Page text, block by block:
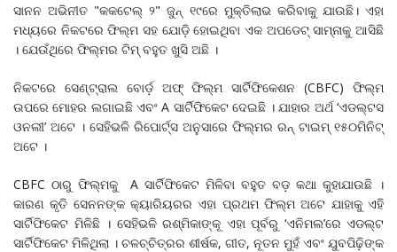
ସାନନ ଅଭିନୀତ "କକଟେଲ୍ ୨" ଜୁନ୍ ୧୯ରେ ମୁକ୍ତିଲାଭ କରିବାକୁ ଯାଉଛି। ଏହା
ମଧ୍ୟରେ ନିକଟରେ ଫିଲ୍ମ ସହ ଯୋଡ଼ି ହୋଇଥିବା ଏକ ଅପଡେଟ୍ ସାମ୍ନାକୁ ଆସିଛି
। ଯେଉଁଥିରେ ଫିଲ୍ମର ଟିମ୍ ବହୁତ ଖୁସି ଅଛି ।
ନିକଟ‌ରେ ସେଣ୍ଟ୍ରାଲ ବୋର୍ଡ଼ ଅଫ୍ ଫିଲ୍ମ ସାର୍ଟିଫିକେଶନ (CBFC) ଫିଲ୍ମ
ଉପରେ ମୋହର ଲଗାଇଛି ଏବଂ A ସାର୍ଟିଫିକେଟ ଦେଇଛି । ଯାହାର ଅର୍ଥ ‘ଏଡଲ୍ଟସ
ଓନଲୀ’ ଅଟେ । ସେହିଭଳି ରିପୋର୍ଟ୍ସ ଅନୁସାରେ ଫିଲ୍ମର ରନ୍ ଟାଇମ୍ ୧୫୦ମିନିଟ୍
ଅଟେ ।
CBFC ଠାରୁ ଫିଲ୍ମକୁ A ସାର୍ଟିଫିକେଟ ମିଳିବା ବହୁତ ବଡ଼ କଥା କୁହାଯାଉଛି ।
କାରଣ କୃତି ସେନନଙ୍କ କ୍ୟାରିୟରର ଏହା ପ୍ରଥମ ଫିଲ୍ମ ଅଟେ ଯାହାକୁ ଏହି
ସାର୍ଟିଫିକେଟ ମିଳିଛି । ସେହିଭଳି ରଶ୍ମିକାଙ୍କୂ ଏହା ପୂର୍ବରୁ ‘ଏନିମଲ’ରେ ଏଡଲ୍ଟ
ସାର୍ଟିଫିକେଟ ମିଳିଥିଲା । ଚଳଚ୍ଚିତ୍ରର ଶୀର୍ଷକ, ଗୀତ, ନୂତନ ମୁହଁ ଏବଂ ଯୁବପିଢ଼ିଙ୍କ